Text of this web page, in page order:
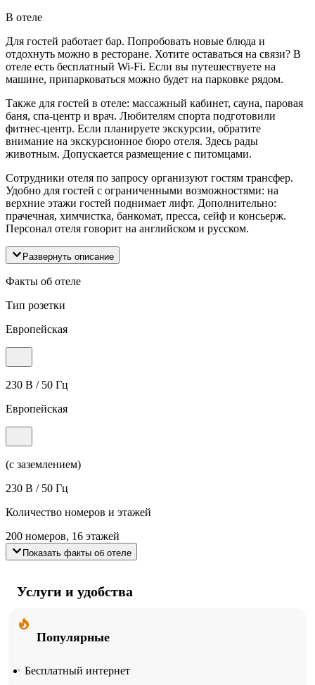
В отеле
Для гостей работает бар. Попробовать новые блюда и
отдохнуть можно в ресторане. Хотите оставаться на связи? В
отеле есть бесплатный Wi-Fi. Если вы путешествуете на
машине, припарковаться можно будет на парковке рядом.
Также для гостей в отеле: массажный кабинет, сауна, паровая
баня, спа-центр и врач. Любителям спорта подготовили
фитнес-центр. Если планируете экскурсии, обратите
внимание на экскурсионное бюро отеля. Здесь рады
животным. Допускается размещение с питомцами.
Сотрудники отеля по запросу организуют гостям трансфер.
Удобно для гостей с ограниченными возможностями: на
верхние этажи гостей поднимает лифт. Дополнительно:
прачечная, химчистка, банкомат, пресса, сейф и консьерж.
Персонал отеля говорит на английском и русском.
Развернуть описание
Факты об отеле
Тип розетки
Европейская
230 В / 50 Гц
Европейская
(с заземлением)
230 В / 50 Гц
Количество номеров и этажей
200 номеров, 16 этажей
Показать факты об отеле
Услуги и удобства
Популярные
Бесплатный интернет